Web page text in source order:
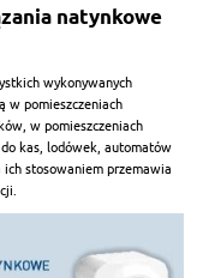
natynkowe
wykonywanych
w pomieszczeniach
w pomieszczeniach
kas, lodówek, automatów
stosowaniem przemawia